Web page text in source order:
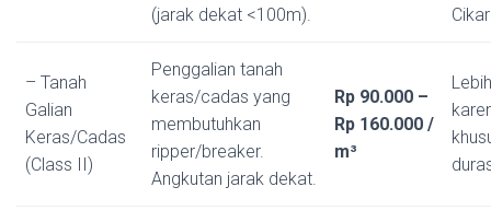
(jarak dekat <100m).
– Tanah
Galian
Keras/Cadas
(Class II)
Penggalian tanah
keras/cadas yang
membutuhkan
ripper/breaker.
Angkutan jarak dekat.
Rp 90.000 –
Rp 160.000 /
m³